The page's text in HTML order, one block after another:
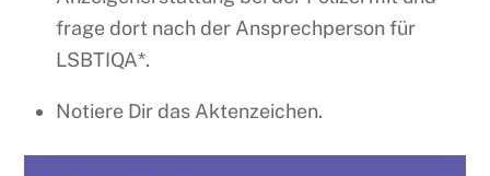
frage dort nach der Ansprechperson für
LSBTIQA*.
Notiere Dir das Aktenzeichen.